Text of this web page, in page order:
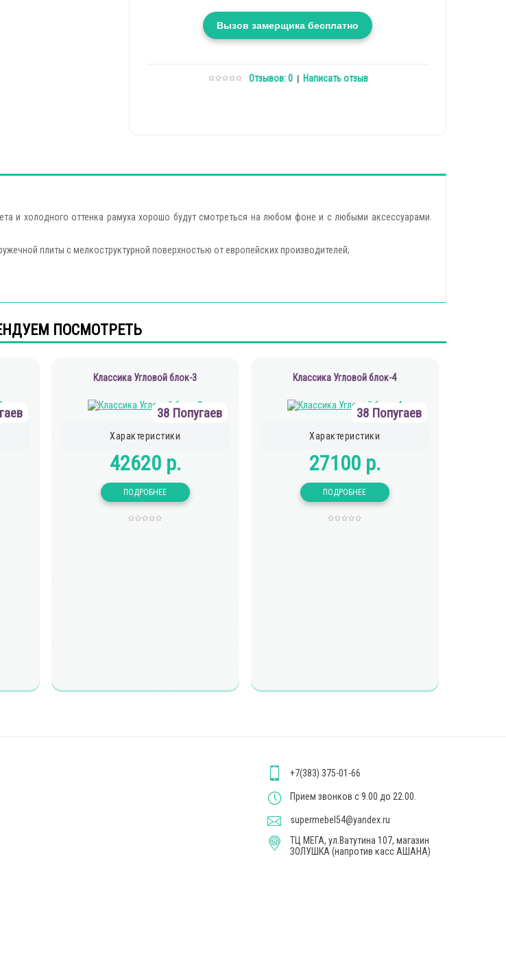
Вызов замерщика бесплатно
Отзывов: 0| Написать отзыв
и холодного оттенка рамуха хорошо будут смотреться на любом фоне и с любыми аксессуарами.
плиты с мелкоструктурной поверхностью от европейских производителей;
ПОСМОТРЕТЬ
Классика Угловой блок-3
38 Попугаев
Характеристики
42620 р.
Классика Угловой блок-4
38 Попугаев
Характеристики
27100 р.
+7(383) 375-01-66
Прием звонков с 9.00 до 22.00.
supermebel54@yandex.ru
ТЦ МЕГА, ул.Ватутина 107, магазин
ЗОЛУШКА (напротив касс АШАНА)